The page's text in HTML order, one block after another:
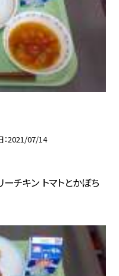
2021/07/14
チキン トマトとかぼち